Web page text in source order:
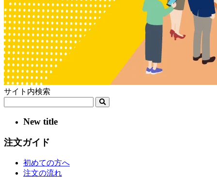
サイト内検索
New title
注文ガイド
初めての方へ
注文の流れ